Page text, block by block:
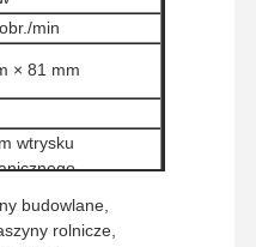
min
× 81 mm
wtrysku
naturalnie
budowlane,
rolnicze,